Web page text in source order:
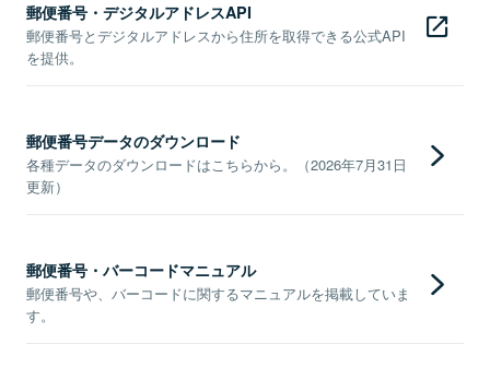
郵便番号・デジタルアドレスAPI
郵便番号とデジタルアドレスから住所を取得できる公式API
を提供。
郵便番号データのダウンロード
各種データのダウンロードはこちらから。（2026年7月31日
更新）
郵便番号・バーコードマニュアル
郵便番号や、バーコードに関するマニュアルを掲載していま
す。